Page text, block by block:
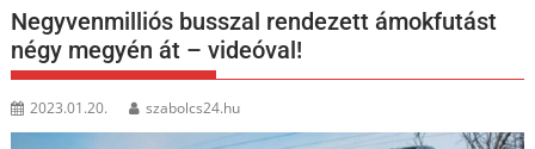
Negyvenmilliós busszal rendezett ámokfutást
négy megyén át – videóval!
2023.01.20. szabolcs24.hu